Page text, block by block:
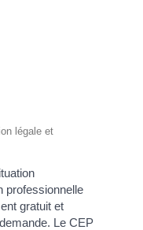
légale et
professionnelle
gratuit et
Le CEP